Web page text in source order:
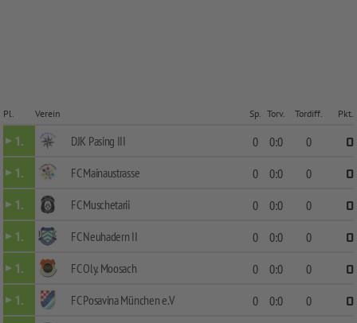
Pl. Verein Sp. Torv. Tordiff. Pkt.
1. DJK Pasing III 0 0:0 0
0
1.
FC Mainaustrasse 0 0:0 0
0
1.
FC Muschetarii 0 0:0 0
0
1.
FC Neuhadern II 0 0:0 0
0
1.
FC Oly. Moosach 0 0:0 0
0
1.
FC Posavina München e.V 0 0:0 0
0